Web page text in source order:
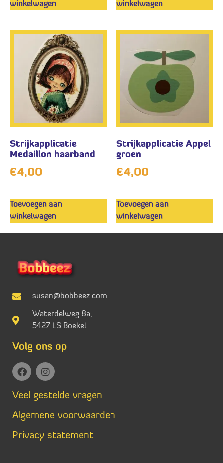
winkelwagen
winkelwagen
Strijkapplicatie
Medaillon haarband
€4,00
Toevoegen aan
winkelwagen
Strijkapplicatie Appel
groen
€4,00
Toevoegen aan
winkelwagen
susan@bobbeez.com
Waterdelweg 8a,
5427 LS Boekel
Volg ons op
Veel gestelde vragen
Algemene voorwaarden
Privacy statement